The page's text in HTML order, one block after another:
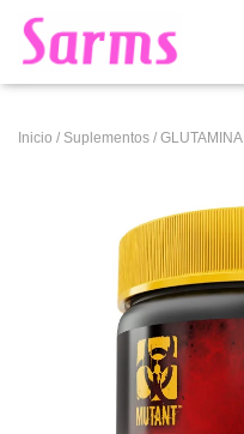
Inicio / Suplementos / GLUTAMINA